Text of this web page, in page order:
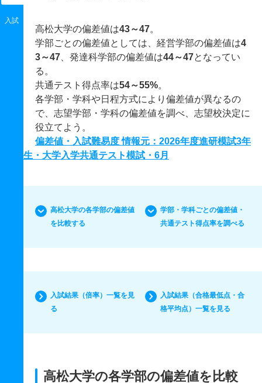
入試
高松大学の偏差値は43～47。
学部ごとの偏差値としては、経営学部の偏差値は4
3～47 、発達科学部の偏差値は44～47となってい
る。
共通テスト得点率は54～55%。
各学部・学科や日程方式により偏差値が異なるの
で、志望学部・学科の偏差値を調べ、志望校決定に
役立てよう。
偏差値・入試難易度 情報元：2026年度進研模試3年
生・大学入学共通テスト模試・6月
高松大学の各学部の偏差値
を比較する
学部・学科ごとの偏差値・
共通テスト得点率を調べる
入試結果（倍率）一覧を見
る
入試結果（合格最低点・合
格平均点）一覧を見る
高松大学の各学部の偏差値を比較